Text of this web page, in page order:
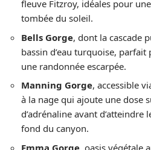
fleuve Fitzroy, idéales pour
tombée du soleil.
Bells Gorge, dont la cascade
bassin d’eau turquoise,
une randonnée escarpée.
Manning Gorge, accessible
à la nage qui ajoute une dose
d’adrénaline avant d’atteindre
fond du canyon.
Emma Gorge , oasis végétale